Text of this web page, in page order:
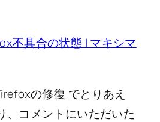
不具合の状態 | マキシマ
の修復 でとりあえ
、コメントにいただいた